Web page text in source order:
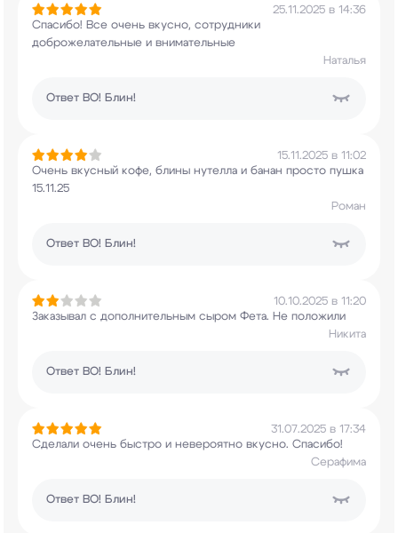
25.11.2025 в 14:36
Спасибо! Все очень вкусно, сотрудники
доброжелательные и внимательные
Наталья
Ответ ВО! Блин!
15.11.2025 в 11:02
Очень вкусный кофе, блины нутелла и банан просто пушка
15.11.25
Роман
Ответ ВО! Блин!
10.10.2025 в 11:20
Заказывал с дополнительным сыром Фета. Не положили
Никита
Ответ ВО! Блин!
31.07.2025 в 17:34
Сделали очень быстро и невероятно вкусно. Спасибо!
Серафима
Ответ ВО! Блин!